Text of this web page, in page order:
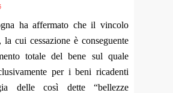
ha affermato che il vincolo
la cui cessazione è conseguente
totale del bene sul quale
per i beni ricadenti
delle così dette “bellezze